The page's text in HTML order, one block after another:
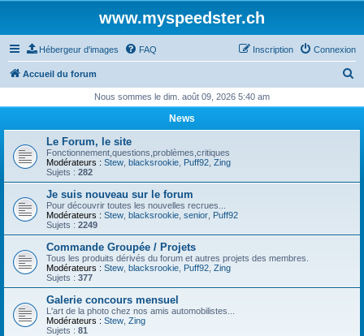
www.myspeedster.ch
Hébergeur d'images FAQ Connexion
Inscription
Accueil du forum
h
Nous sommes le dim. août 09, 2026 5:40 am
News
Le Forum, le site
Fonctionnement,questions,problèmes,critiques
Modérateurs : Stew blacksrookie Puff92 Zing
Sujets : 282
Je suis nouveau sur le forum
Pour découvrir toutes les nouvelles recrues...
Modérateurs : Stew blacksrookie senior Puff92
Sujets : 2249
Commande Groupée / Projets
Tous les produits dérivés du forum et autres projets des membres.
Modérateurs : Stew blacksrookie Puff92 Zing
Sujets : 377
Galerie concours mensuel
L'art de la photo chez nos amis automobilistes...
Modérateurs : Stew Zing
Sujets : 81